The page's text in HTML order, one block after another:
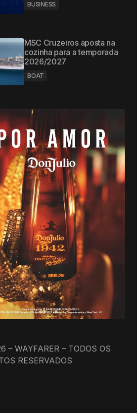
BUSINESS
MSC Cruzeiros aposta na
cozinha para a temporada
2026/2027
BOAT
– WAYFARER – TODOS OS
RESERVADOS